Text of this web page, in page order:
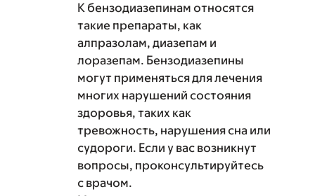
К бензодиазепинам относятся
такие препараты, как
алпразолам, диазепам и
лоразепам. Бензодиазепины
могут применяться для лечения
многих нарушений состояния
здоровья, таких как
тревожность, нарушения сна или
судороги. Если у вас возникнут
вопросы, проконсультируйтесь
с врачом.